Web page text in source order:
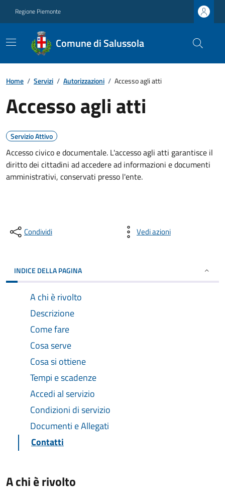
Regione Piemonte
Comune di Salussola
Home / Servizi / Autorizzazioni / Accesso agli atti
Accesso agli atti
Servizio Attivo
Accesso civico e documentale. L'accesso agli atti garantisce il
diritto dei cittadini ad accedere ad informazioni e documenti
amministrativi, conservati presso l'ente.
Condividi Vedi azioni
INDICE DELLA PAGINA
A chi è rivolto
Descrizione
Come fare
Cosa serve
Cosa si ottiene
Tempi e scadenze
Accedi al servizio
Condizioni di servizio
Documenti e Allegati
Contatti
A chi è rivolto